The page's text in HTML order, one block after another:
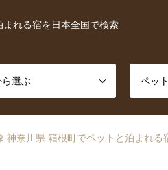
まれる宿を日本全国で検索
選ぶ ペッ
神奈川県 箱根町でペットと泊まれる